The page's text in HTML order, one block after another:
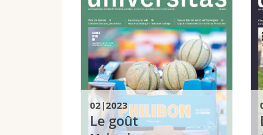
02|2023
Le goût